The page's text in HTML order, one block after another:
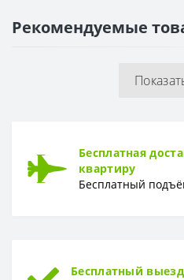
Рекомендуемые
Бесплатная
квартиру
Бесплатный
Бесплатный